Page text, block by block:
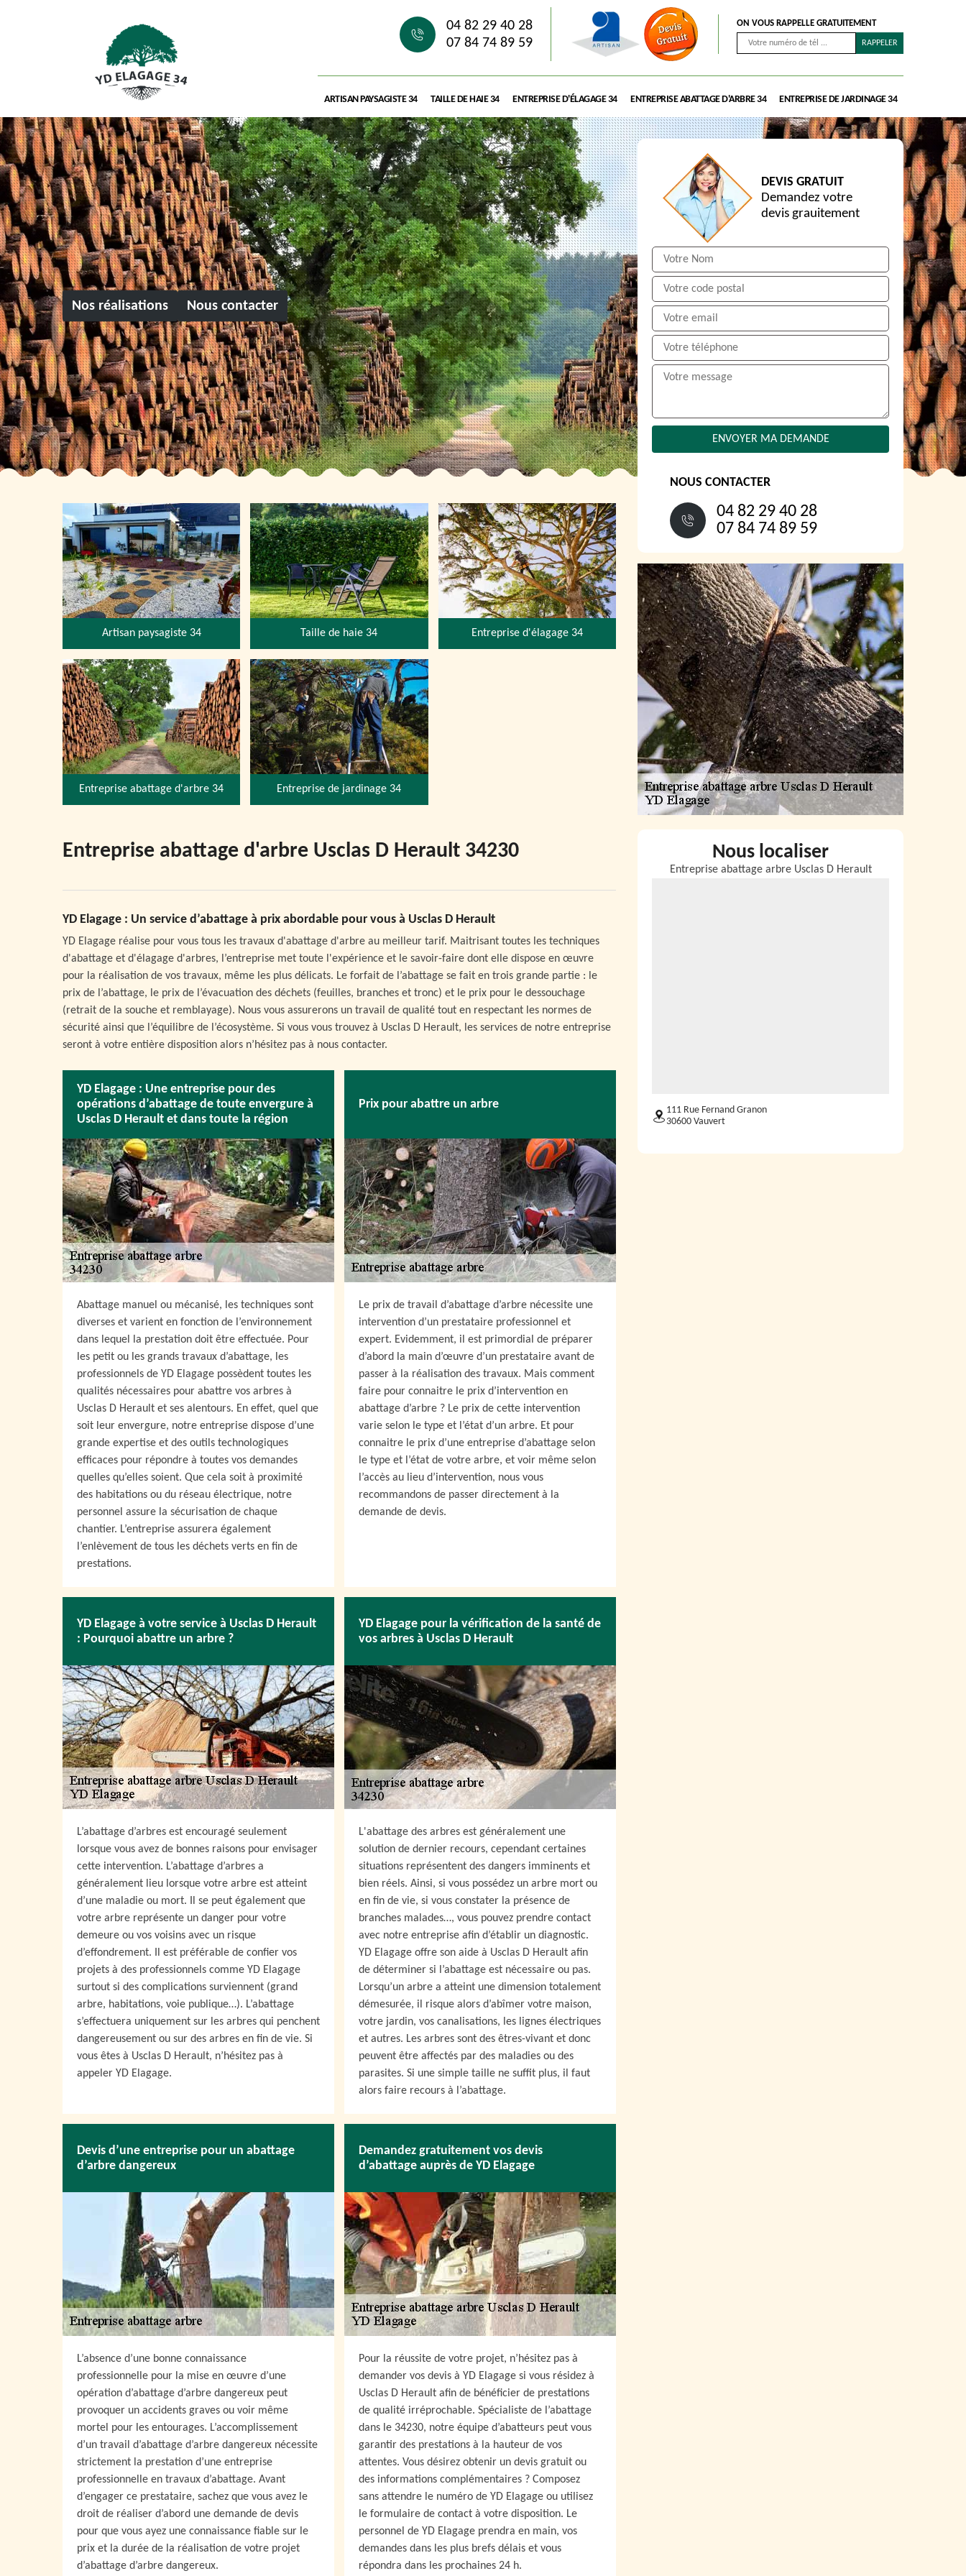
04 82 29 40 28
07 84 74 89 59
ON VOUS RAPPELLE GRATUITEMENT
ARTISAN PAYSAGISTE 34 TAILLE DE HAIE 34 ENTREPRISE D'ÉLAGAGE 34 ENTREPRISE ABATTAGE D'ARBRE 34 ENTREPRISE DE JARDINAGE 34
Nos réalisations Nous contacter
Artisan paysagiste 34 Taille de haie 34 Entreprise d'élagage 34
Entreprise abattage d'arbre 34 Entreprise de jardinage 34
Entreprise abattage d'arbre Usclas D Herault 34230
YD Elagage : Un service d’abattage à prix abordable pour vous à Usclas D Herault
YD Elagage réalise pour vous tous les travaux d'abattage d'arbre au meilleur tarif. Maitrisant toutes les techniques
d'abattage et d'élagage d'arbres, l’entreprise met toute l'expérience et le savoir-faire dont elle dispose en œuvre
pour la réalisation de vos travaux, même les plus délicats. Le forfait de l’abattage se fait en trois grande partie : le
prix de l’abattage, le prix de l’évacuation des déchets (feuilles, branches et tronc) et le prix pour le dessouchage
(retrait de la souche et remblayage). Nous vous assurerons un travail de qualité tout en respectant les normes de
sécurité ainsi que l’équilibre de l’écosystème. Si vous vous trouvez à Usclas D Herault, les services de notre entreprise
seront à votre entière disposition alors n’hésitez pas à nous contacter.
YD Elagage : Une entreprise pour des
opérations d’abattage de toute envergure à
Usclas D Herault et dans toute la région
Abattage manuel ou mécanisé, les techniques sont
diverses et varient en fonction de l’environnement
dans lequel la prestation doit être effectuée. Pour
les petit ou les grands travaux d’abattage, les
professionnels de YD Elagage possèdent toutes les
qualités nécessaires pour abattre vos arbres à
Usclas D Herault et ses alentours. En effet, quel que
soit leur envergure, notre entreprise dispose d’une
grande expertise et des outils technologiques
efficaces pour répondre à toutes vos demandes
quelles qu’elles soient. Que cela soit à proximité
des habitations ou du réseau électrique, notre
personnel assure la sécurisation de chaque
chantier. L’entreprise assurera également
l’enlèvement de tous les déchets verts en fin de
prestations.
Prix pour abattre un arbre
Le prix de travail d’abattage d’arbre nécessite une
intervention d’un prestataire professionnel et
expert. Evidemment, il est primordial de préparer
d’abord la main d’œuvre d’un prestataire avant de
passer à la réalisation des travaux. Mais comment
faire pour connaitre le prix d’intervention en
abattage d’arbre ? Le prix de cette intervention
varie selon le type et l’état d’un arbre. Et pour
connaitre le prix d’une entreprise d’abattage selon
le type et l’état de votre arbre, et voir même selon
l’accès au lieu d’intervention, nous vous
recommandons de passer directement à la
demande de devis.
YD Elagage à votre service à Usclas D Herault
: Pourquoi abattre un arbre ?
L’abattage d’arbres est encouragé seulement
lorsque vous avez de bonnes raisons pour envisager
cette intervention. L’abattage d’arbres a
généralement lieu lorsque votre arbre est atteint
d’une maladie ou mort. Il se peut également que
votre arbre représente un danger pour votre
demeure ou vos voisins avec un risque
d’effondrement. Il est préférable de confier vos
projets à des professionnels comme YD Elagage
surtout si des complications surviennent (grand
arbre, habitations, voie publique…). L’abattage
s’effectuera uniquement sur les arbres qui penchent
dangereusement ou sur des arbres en fin de vie. Si
vous êtes à Usclas D Herault, n’hésitez pas à
appeler YD Elagage.
YD Elagage pour la vérification de la santé de
vos arbres à Usclas D Herault
L'abattage des arbres est généralement une
solution de dernier recours, cependant certaines
situations représentent des dangers imminents et
bien réels. Ainsi, si vous possédez un arbre mort ou
en fin de vie, si vous constater la présence de
branches malades…, vous pouvez prendre contact
avec notre entreprise afin d’établir un diagnostic.
YD Elagage offre son aide à Usclas D Herault afin
de déterminer si l’abattage est nécessaire ou pas.
Lorsqu’un arbre a atteint une dimension totalement
démesurée, il risque alors d’abîmer votre maison,
votre jardin, vos canalisations, les lignes électriques
et autres. Les arbres sont des êtres-vivant et donc
peuvent être affectés par des maladies ou des
parasites. Si une simple taille ne suffit plus, il faut
alors faire recours à l’abattage.
Devis d’une entreprise pour un abattage
d’arbre dangereux
L’absence d’une bonne connaissance
professionnelle pour la mise en œuvre d’une
opération d’abattage d’arbre dangereux peut
provoquer un accidents graves ou voir même
mortel pour les entourages. L’accomplissement
d’un travail d’abattage d’arbre dangereux nécessite
strictement la prestation d’une entreprise
professionnelle en travaux d’abattage. Avant
d’engager ce prestataire, sachez que vous avez le
droit de réaliser d’abord une demande de devis
pour que vous ayez une connaissance fiable sur le
prix et la durée de la réalisation de votre projet
d’abattage d’arbre dangereux.
Demandez gratuitement vos devis
d’abattage auprès de YD Elagage
Pour la réussite de votre projet, n’hésitez pas à
demander vos devis à YD Elagage si vous résidez à
Usclas D Herault afin de bénéficier de prestations
de qualité irréprochable. Spécialiste de l’abattage
dans le 34230, notre équipe d’abatteurs peut vous
garantir des prestations à la hauteur de vos
attentes. Vous désirez obtenir un devis gratuit ou
des informations complémentaires ? Composez
sans attendre le numéro de YD Elagage ou utilisez
le formulaire de contact à votre disposition. Le
personnel de YD Elagage prendra en main, vos
demandes dans les plus brefs délais et vous
répondra dans les prochaines 24 h.
DEVIS GRATUIT
Demandez votre
devis grauitement
NOUS CONTACTER
04 82 29 40 28
07 84 74 89 59
Nous localiser
Entreprise abattage arbre Usclas D Herault
111 Rue Fernand Granon
30600 Vauvert